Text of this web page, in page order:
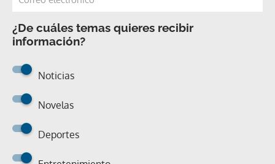
¿De cuáles temas quieres recibir
información?
Noticias
Novelas
Deportes